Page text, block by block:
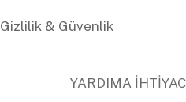
Gizlilik & Güvenlik
YARDIMA